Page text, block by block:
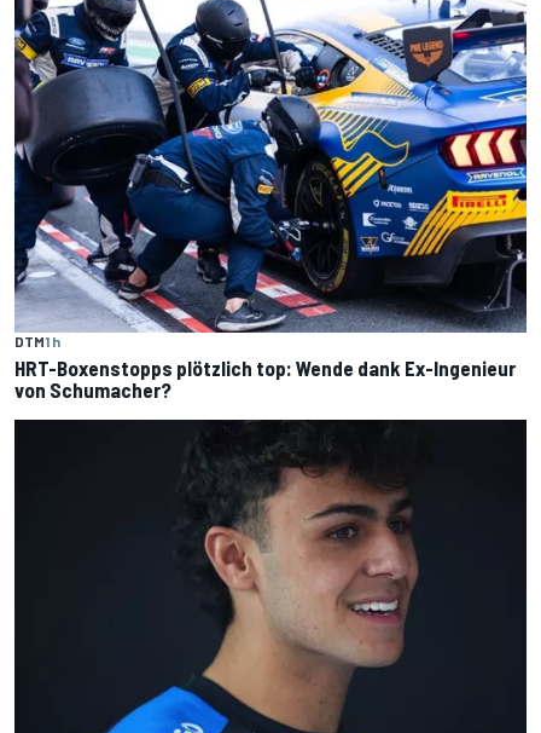
DTM1 h
HRT-Boxenstopps plötzlich top: Wende dank Ex-Ingenieur
von Schumacher?